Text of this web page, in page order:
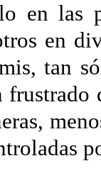
en las
en
tan